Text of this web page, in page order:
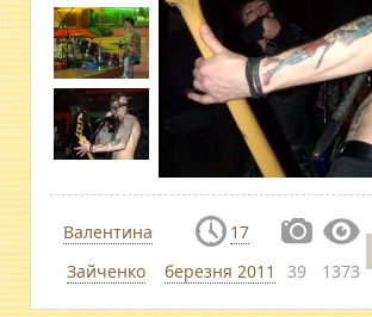
Валентина
Зайченко
17
березня 2011
39 1373